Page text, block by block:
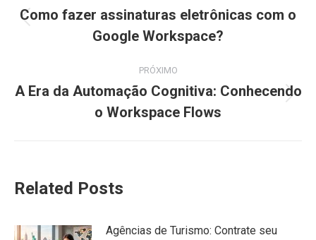
de
anterior:
Como fazer assinaturas eletrônicas com o
Google Workspace?
PRÓXIMO
Próximo
post:
A Era da Automação Cognitiva: Conhecendo
o Workspace Flows
Related Posts
Agências de Turismo: Contrate seu